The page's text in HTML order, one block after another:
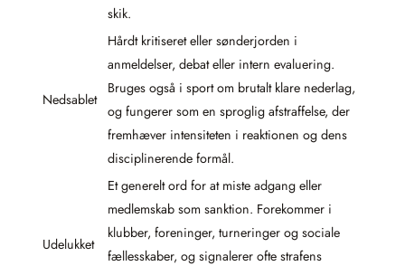
skik.
Nedsablet
Hårdt kritiseret eller sønderjorden i
anmeldelser, debat eller intern evaluering.
Bruges også i sport om brutalt klare nederlag,
og fungerer som en sproglig afstraffelse, der
fremhæver intensiteten i reaktionen og dens
disciplinerende formål.
Udelukket
Et generelt ord for at miste adgang eller
medlemskab som sanktion. Forekommer i
klubber, foreninger, turneringer og sociale
fællesskaber, og signalerer ofte strafens